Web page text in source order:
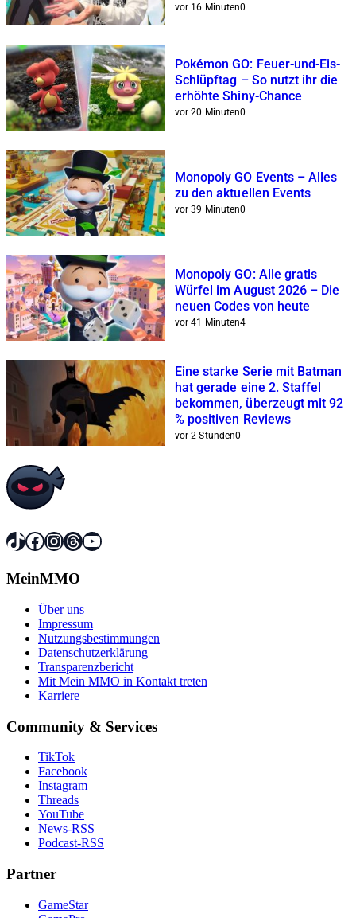
vor 16 Minuten0
Pokémon GO: Feuer-und-Eis-
Schlüpftag – So nutzt ihr die
erhöhte Shiny-Chance
vor 20 Minuten0
Monopoly GO Events – Alles
zu den aktuellen Events
vor 39 Minuten0
Monopoly GO: Alle gratis
Würfel im August 2026 – Die
neuen Codes von heute
vor 41 Minuten4
Eine starke Serie mit Batman
hat gerade eine 2. Staffel
bekommen, überzeugt mit 92
% positiven Reviews
vor 2 Stunden0
TikTok
Facebook
Instagram
Threads
YouTube
MeinMMO
Über uns
Impressum
Nutzungsbestimmungen
Datenschutzerklärung
Transparenzbericht
Mit Mein MMO in Kontakt treten
Karriere
Community & Services
TikTok
Facebook
Instagram
Threads
YouTube
News-RSS
Podcast-RSS
Partner
GameStar